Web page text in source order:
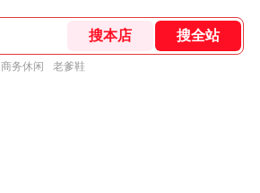
商务休闲 老爹鞋